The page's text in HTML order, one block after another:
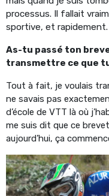
processus. Il fallait
sportive, et rapidement.
As-tu passé ton
transmettre ce que
Tout à fait, je voulais
ne savais pas
d’école de VTT là où
me suis dit que ce
aujourd’hui, ça